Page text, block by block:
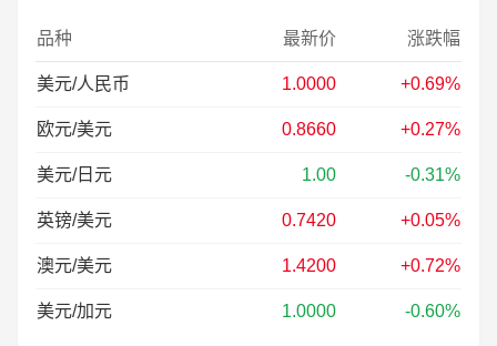
品种 最新价 涨跌幅
美元/人民币 1.0000 +0.69%
欧元/美元 0.8660 +0.27%
美元/日元 1.00 -0.31%
英镑/美元 0.7420 +0.05%
澳元/美元 1.4200 +0.72%
美元/加元 1.0000 -0.60%